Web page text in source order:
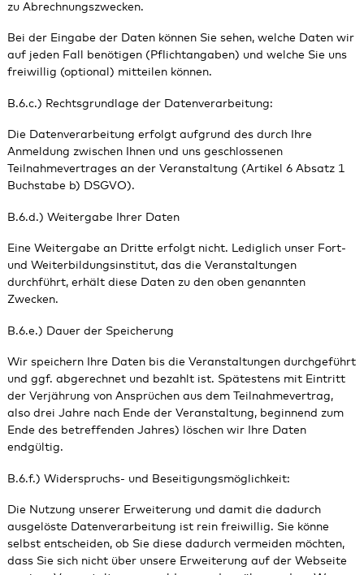
zu Abrechnungszwecken.
Bei der Eingabe der Daten können Sie sehen, welche Daten wir
auf jeden Fall benötigen (Pflichtangaben) und welche Sie uns
freiwillig (optional) mitteilen können.
B.6.c.) Rechtsgrundlage der Datenverarbeitung:
Die Datenverarbeitung erfolgt aufgrund des durch Ihre
Anmeldung zwischen Ihnen und uns geschlossenen
Teilnahmevertrages an der Veranstaltung (Artikel 6 Absatz 1
Buchstabe b) DSGVO).
B.6.d.) Weitergabe Ihrer Daten
Eine Weitergabe an Dritte erfolgt nicht. Lediglich unser Fort-
und Weiterbildungsinstitut, das die Veranstaltungen
durchführt, erhält diese Daten zu den oben genannten
Zwecken.
B.6.e.) Dauer der Speicherung
Wir speichern Ihre Daten bis die Veranstaltungen durchgeführt
und ggf. abgerechnet und bezahlt ist. Spätestens mit Eintritt
der Verjährung von Ansprüchen aus dem Teilnahmevertrag,
also drei Jahre nach Ende der Veranstaltung, beginnend zum
Ende des betreffenden Jahres) löschen wir Ihre Daten
endgültig.
B.6.f.) Widerspruchs- und Beseitigungsmöglichkeit:
Die Nutzung unserer Erweiterung und damit die dadurch
ausgelöste Datenverarbeitung ist rein freiwillig. Sie könne
selbst entscheiden, ob Sie diese dadurch vermeiden möchten,
dass Sie sich nicht über unsere Erweiterung auf der Webseite